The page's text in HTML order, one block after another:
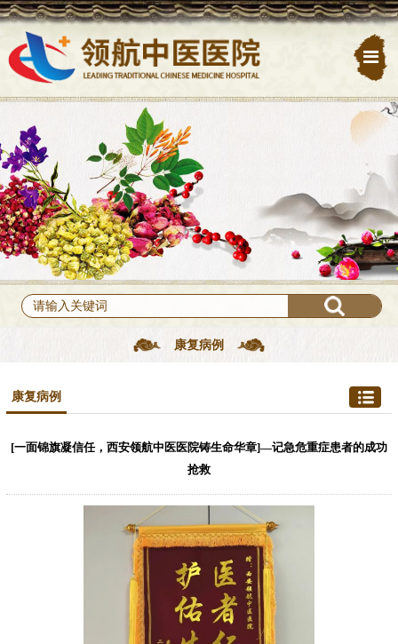
康复病例
康复病例
[一面锦旗凝信任，西安领航中医医院铸生命华章]—记急危重症患者的成功
抢救